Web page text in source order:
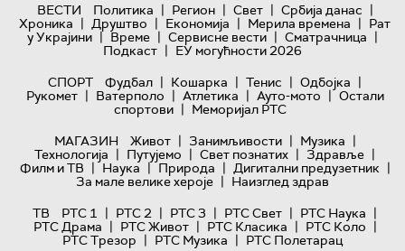
ВЕСТИ Политика | Регион | Свет | Србија данас |
Хроника | Друштво | Економија | Мерила времена | Рат
у Украјини | Време | Сервисне вести | Сматрачница |
Подкаст | ЕУ могућности 2026
СПОРТ
Фудбал | Кошарка | Тенис | Одбојка |
Рукомет | Ватерполо | Атлетика | Ауто-мото | Остали
спортови | Меморијал РТС
МАГАЗИН
Живот | Занимљивости | Музика |
Технологијa | Путујемо | Свет познатих | Здравље |
Филм и ТВ | Наука | Природа | Дигитални предузетник |
За мале велике хероје | Наизглед здрав
ТВ
РТС 1 | РТС 2 | РТС 3 | РТС Свет | РТС Наука |
РТС Драма | РТС Живот | РТС Класика | РТС Коло |
РТС Трезор | РТС Музика | РТС Полетарац